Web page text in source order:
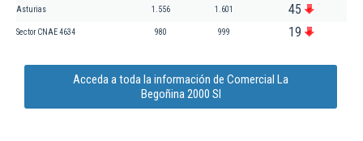
Asturias 1.556 1.601 45
Sector CNAE 4634 980 999 19
Acceda a toda la información de Comercial La
Begoñina 2000 Sl